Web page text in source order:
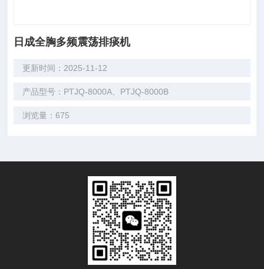
日成全胸多频震荡排痰机
更新时间：2025-11-12
产品型号：PTJQ-8000A、PTJQ-8000B
浏览量：675